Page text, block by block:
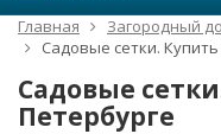
Главная Загородный
Садовые сетки.
Садовые
Петербурге